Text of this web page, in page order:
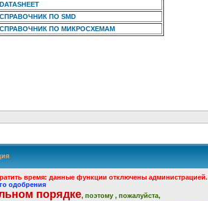
DATASHEET
СПРАВОЧНИК ПО SMD
СПРАВОЧНИК ПО МИКРОСХЕМАМ
время: данные функции отключены администрацией.
одобрения
порядке, поэтому , пожалуйста,